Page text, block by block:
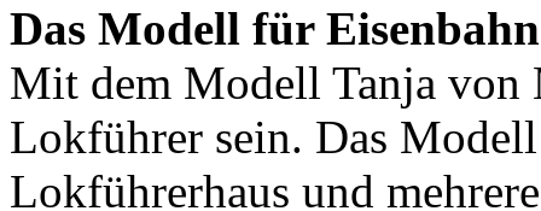
Das Modell für
Mit dem Modell Tanja von
Lokführer sein. Das
Lokführerhaus und